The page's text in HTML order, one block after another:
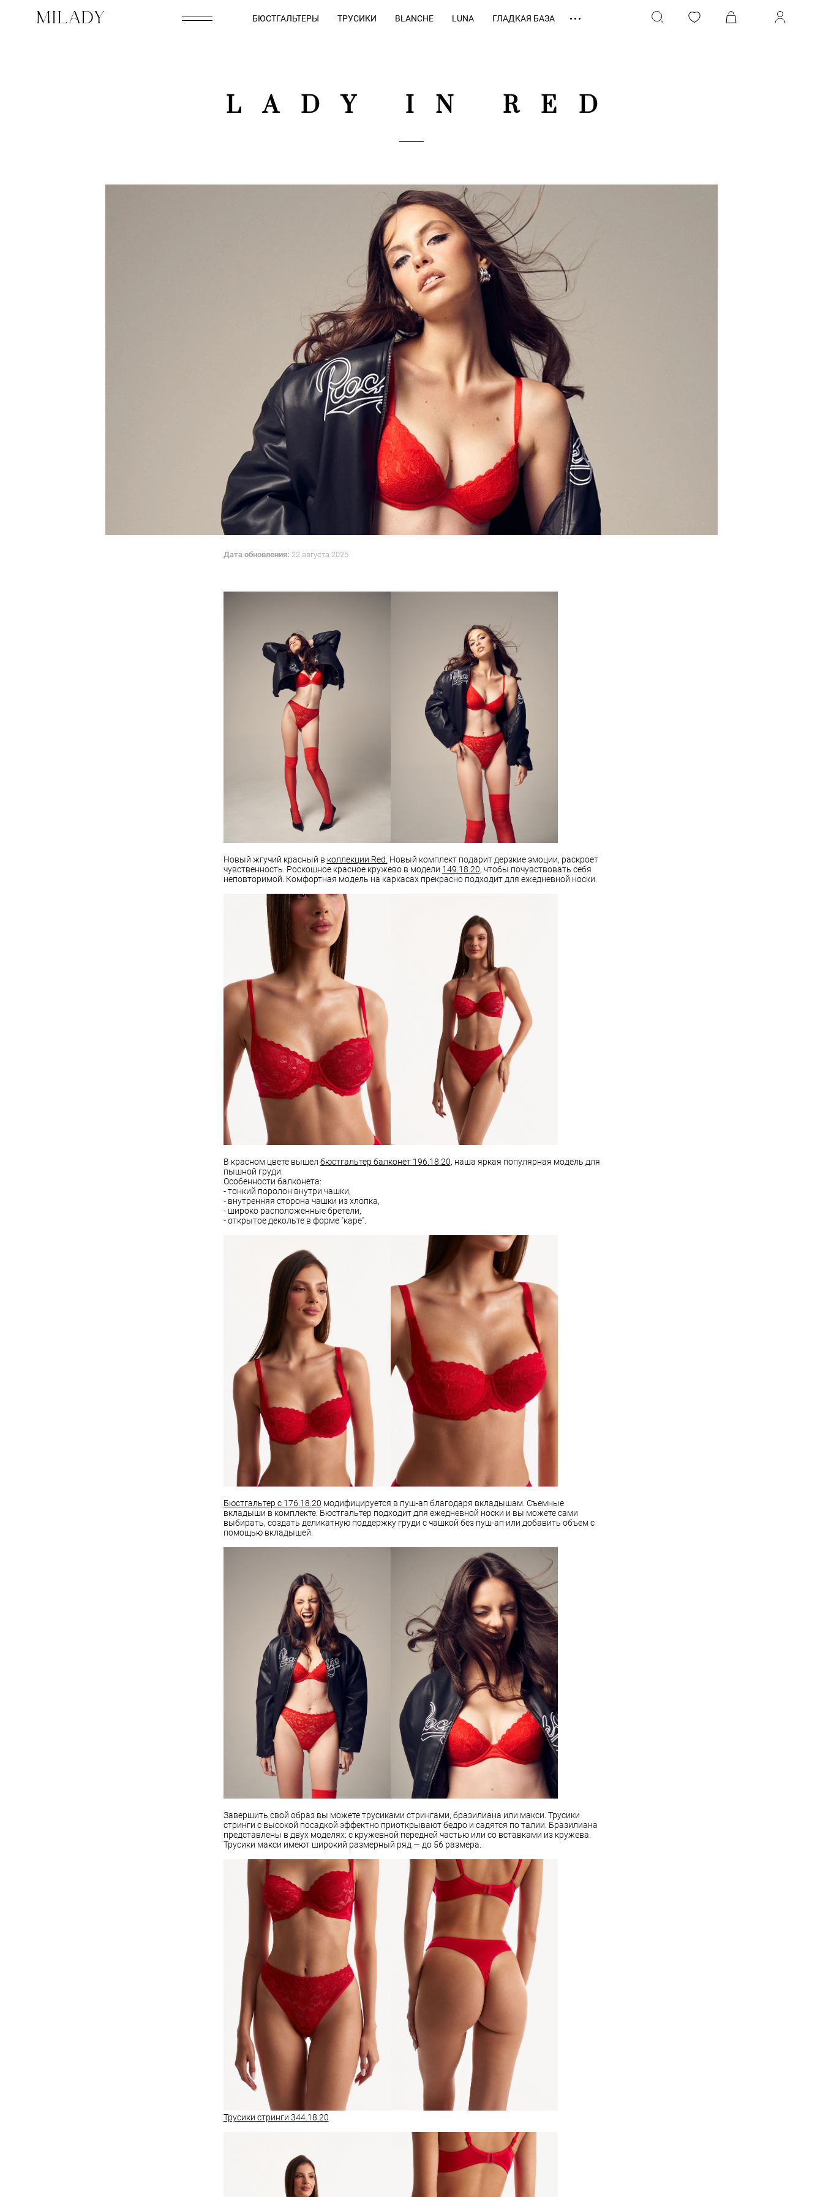
БЮСТГАЛЬТЕРЫ ТРУСИКИ BLANCHE LUNA ГЛАДКАЯ БАЗА
LADY IN RED
Дата обновления: 22 августа 2025
Новый жгучий красный в коллекции Red. Новый комплект подарит дерзкие эмоции, раскроет
чувственность. Роскошное красное кружево в модели 149.18.20, чтобы почувствовать себя
неповторимой. Комфортная модель на каркасах прекрасно подходит для ежедневной носки.
В красном цвете вышел бюстгальтер балконет 196.18.20, наша яркая популярная модель для
пышной груди.
Особенности балконета:
- тонкий поролон внутри чашки,
- внутренняя сторона чашки из хлопка,
- широко расположенные бретели,
- открытое декольте в форме "каре".
Бюстгальтер с 176.18.20 модифицируется в пуш-ап благодаря вкладышам. Съемные
вкладыши в комплекте. Бюстгальтер подходит для ежедневной носки и вы можете сами
выбирать, создать деликатную поддержку груди с чашкой без пуш-ап или добавить объем с
помощью вкладышей.
Завершить свой образ вы можете трусиками стрингами, бразилиана или макси. Трусики
стринги с высокой посадкой эффектно приоткрывают бедро и садятся по талии. Бразилиана
представлены в двух моделях: с кружевной передней частью или со вставками из кружева.
Трусики макси имеют широкий размерный ряд — до 56 размера.
Трусики стринги 344.18.20